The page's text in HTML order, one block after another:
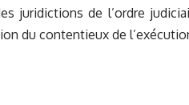
juridictions de l’ordre
du contentieux de